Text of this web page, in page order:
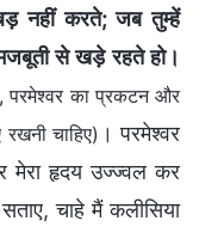
नहीं करते; जब तुम्हें
मजबूती से खड़े रहते हो।
परमेश्वर का प्रकटन और
चाहिए) । परमेश्वर
हृदय उज्ज्वल कर
चाहे मैं कलीसिया